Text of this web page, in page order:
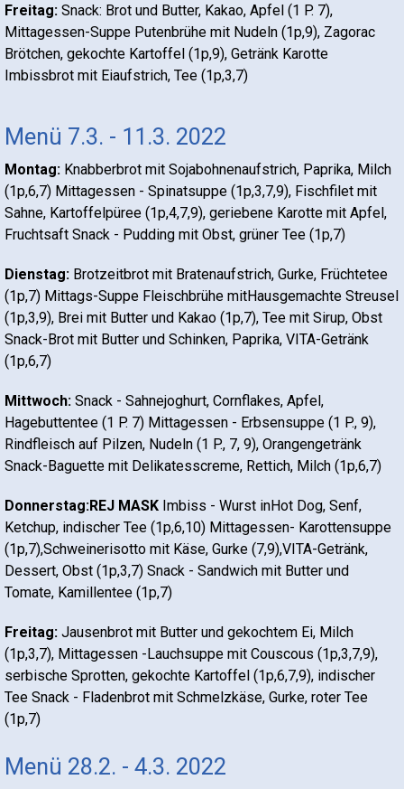
Freitag: Snack: Brot und Butter, Kakao, Apfel (1 P. 7),
Mittagessen-Suppe Putenbrühe mit Nudeln (1p,9), Zagorac
Brötchen, gekochte Kartoffel (1p,9), Getränk Karotte
Imbissbrot mit Eiaufstrich, Tee (1p,3,7)
Menü 7.3. - 11.3. 2022
Montag: Knabberbrot mit Sojabohnenaufstrich, Paprika, Milch
(1p,6,7) Mittagessen - Spinatsuppe (1p,3,7,9), Fischfilet mit
Sahne, Kartoffelpüree (1p,4,7,9), geriebene Karotte mit Apfel,
Fruchtsaft Snack - Pudding mit Obst, grüner Tee (1p,7)
Dienstag: Brotzeitbrot mit Bratenaufstrich, Gurke, Früchtetee
(1p,7) Mittags-Suppe Fleischbrühe mitHausgemachte Streusel
(1p,3,9), Brei mit Butter und Kakao (1p,7), Tee mit Sirup, Obst
Snack-Brot mit Butter und Schinken, Paprika, VITA-Getränk
(1p,6,7)
Mittwoch: Snack - Sahnejoghurt, Cornflakes, Apfel,
Hagebuttentee (1 P. 7) Mittagessen - Erbsensuppe (1 P., 9),
Rindfleisch auf Pilzen, Nudeln (1 P., 7, 9), Orangengetränk
Snack-Baguette mit Delikatesscreme, Rettich, Milch (1p,6,7)
Donnerstag:REJ MASK Imbiss - Wurst inHot Dog, Senf,
Ketchup, indischer Tee (1p,6,10) Mittagessen- Karottensuppe
(1p,7),Schweinerisotto mit Käse, Gurke (7,9),VITA-Getränk,
Dessert, Obst (1p,3,7) Snack - Sandwich mit Butter und
Tomate, Kamillentee (1p,7)
Freitag: Jausenbrot mit Butter und gekochtem Ei, Milch
(1p,3,7), Mittagessen -Lauchsuppe mit Couscous (1p,3,7,9),
serbische Sprotten, gekochte Kartoffel (1p,6,7,9), indischer
Tee Snack - Fladenbrot mit Schmelzkäse, Gurke, roter Tee
(1p,7)
Menü 28.2. - 4.3. 2022